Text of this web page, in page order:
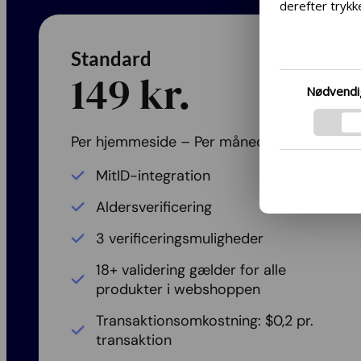
Standard
149 kr.
Per hjemmeside – Per måned
MitID-integration
Aldersverificering
3 verificeringsmuligheder
18+ validering gælder for alle
produkter i webshoppen
Transaktionsomkostning: $0,2 pr.
transaktion
derefter
samt vores
mere ved at
respekterer